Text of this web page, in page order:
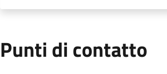
Punti di contatto